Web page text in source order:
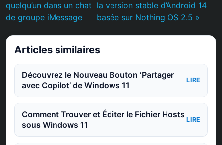
quelqu’un dans un chat
de groupe iMessage
la version stable d’Android 14
basée sur Nothing OS 2.5 »
Articles similaires
Découvrez le Nouveau Bouton ‘Partager
avec Copilot’ de Windows 11
LIRE
Comment Trouver et Éditer le Fichier Hosts
sous Windows 11
LIRE